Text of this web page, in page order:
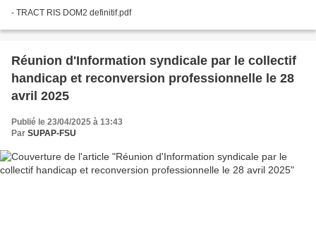
- TRACT RIS DOM2 definitif.pdf
Réunion d'Information syndicale par le collectif
handicap et reconversion professionnelle le 28
avril 2025
Publié le 23/04/2025 à 13:43
Par SUPAP-FSU